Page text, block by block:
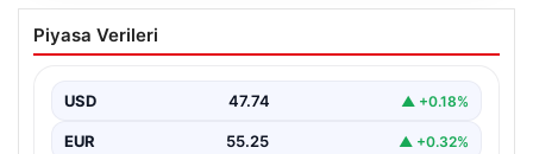
Türkiye Genelinde DAEŞ’e Karşı Geniş
Kapsamlı Operasyon
yönelik 30 şehirde büyük çaplı bir operasyon
gerçekleştirildi. Jandarma…
Piyasa Verileri
USD 47.74 ▲ +0.18%
EUR 55.25 ▲ +0.32%